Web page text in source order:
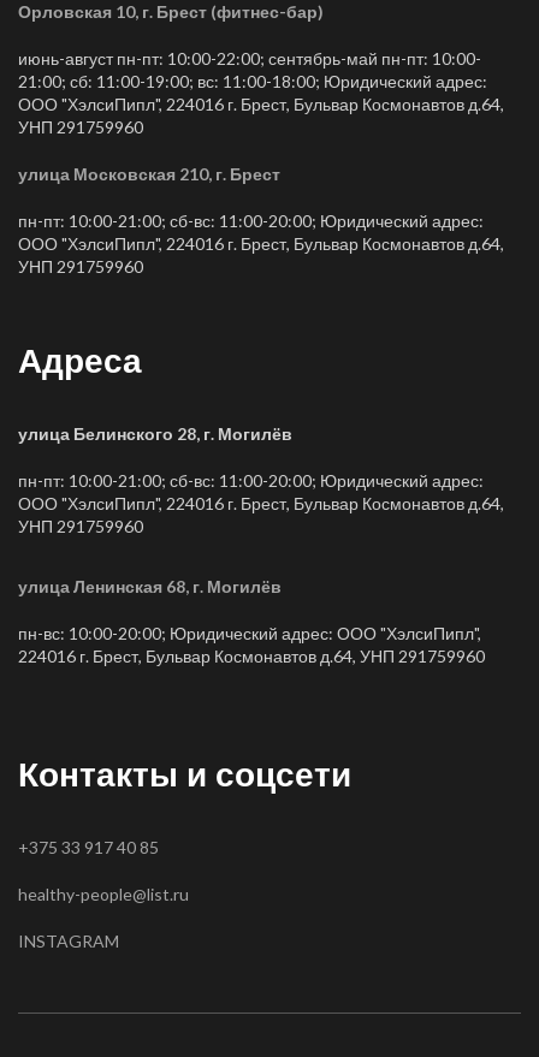
Орловская 10, г. Брест (фитнес-бар)
июнь-август пн-пт: 10:00-22:00; сентябрь-май пн-пт: 10:00-
21:00; сб: 11:00-19:00; вс: 11:00-18:00; Юридический адрес:
ООО "ХэлсиПипл", 224016 г. Брест, Бульвар Космонавтов д.64,
УНП 291759960
улица Московская 210, г. Брест
пн-пт: 10:00-21:00; сб-вс: 11:00-20:00; Юридический адрес:
ООО "ХэлсиПипл", 224016 г. Брест, Бульвар Космонавтов д.64,
УНП 291759960
Адреса
улица Белинского 28, г. Могилёв
пн-пт: 10:00-21:00; сб-вс: 11:00-20:00; Юридический адрес:
ООО "ХэлсиПипл", 224016 г. Брест, Бульвар Космонавтов д.64,
УНП 291759960
улица Ленинская 68, г. Могилёв
пн-вс: 10:00-20:00; Юридический адрес: ООО "ХэлсиПипл",
224016 г. Брест, Бульвар Космонавтов д.64, УНП 291759960
Контакты и соцсети
+375 33 917 40 85
healthy-people@list.ru
INSTAGRAM